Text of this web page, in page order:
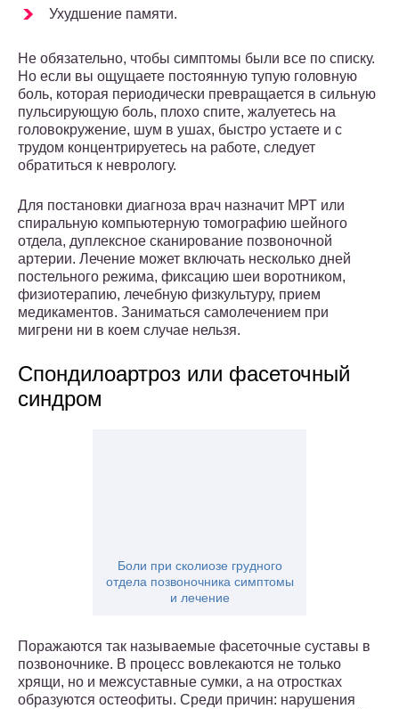
Ухудшение памяти.
Не обязательно, чтобы симптомы были все по списку.
Но если вы ощущаете постоянную тупую головную
боль, которая периодически превращается в сильную
пульсирующую боль, плохо спите, жалуетесь на
головокружение, шум в ушах, быстро устаете и с
трудом концентрируетесь на работе, следует
обратиться к неврологу.
Для постановки диагноза врач назначит МРТ или
спиральную компьютерную томографию шейного
отдела, дуплексное сканирование позвоночной
артерии. Лечение может включать несколько дней
постельного режима, фиксацию шеи воротником,
физиотерапию, лечебную физкультуру, прием
медикаментов. Заниматься самолечением при
мигрени ни в коем случае нельзя.
Спондилоартроз или фасеточный
синдром
Боли при сколиозе грудного
отдела позвоночника симптомы
и лечение
Поражаются так называемые фасеточные суставы в
позвоночнике. В процесс вовлекаются не только
хрящи, но и межсуставные сумки, а на отростках
образуются остеофиты. Среди причин: нарушения